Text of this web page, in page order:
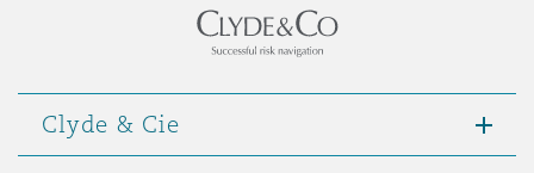
Clyde & Cie